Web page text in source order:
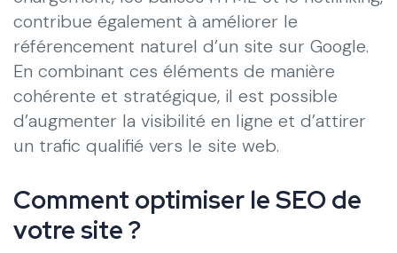
contribue également à améliorer le
référencement naturel d’un site sur Google.
En combinant ces éléments de manière
cohérente et stratégique, il est possible
d’augmenter la visibilité en ligne et d’attirer
un trafic qualifié vers le site web.
Comment optimiser le SEO de
votre site ?